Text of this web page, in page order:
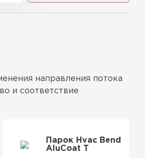
направления потока
и соответствие
Они обладают
включает
Парок Hvac Bend
AluCoat T